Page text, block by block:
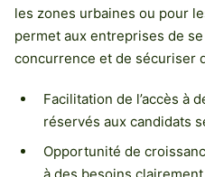
les zones urbaines ou pour
permet aux entreprises de
concurrence et de sécuriser
Facilitation de l’accès à
réservés aux candidats
Opportunité de